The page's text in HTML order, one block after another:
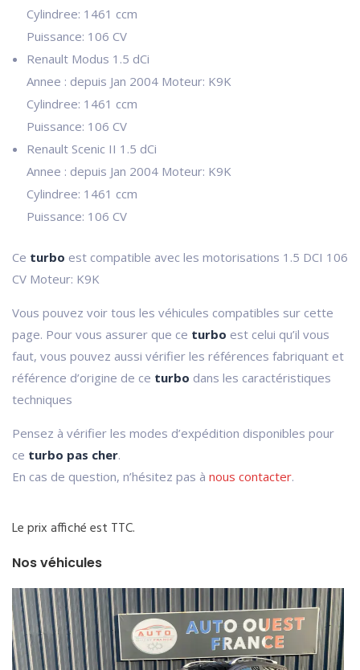
Cylindree: 1461 ccm
Puissance: 106 CV
Renault Modus 1.5 dCi
Annee : depuis Jan 2004 Moteur: K9K
Cylindree: 1461 ccm
Puissance: 106 CV
Renault Scenic II 1.5 dCi
Annee : depuis Jan 2004 Moteur: K9K
Cylindree: 1461 ccm
Puissance: 106 CV
Ce turbo est compatible avec les motorisations 1.5 DCI 106
CV Moteur: K9K
Vous pouvez voir tous les véhicules compatibles sur cette
page. Pour vous assurer que ce turbo est celui qu’il vous
faut, vous pouvez aussi vérifier les références fabriquant et
référence d’origine de ce turbo dans les caractéristiques
techniques
Pensez à vérifier les modes d’expédition disponibles pour
ce turbo pas cher.
En cas de question, n’hésitez pas à nous contacter.
Le prix affiché est TTC.
Nos véhicules